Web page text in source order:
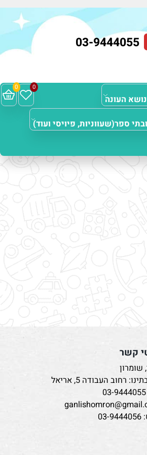
03-9444055
0 0
העונה
ספר(שעווניות, פיויסי ועוד)
קשר
שומרון
רחוב העבודה 5, אריאל
03-